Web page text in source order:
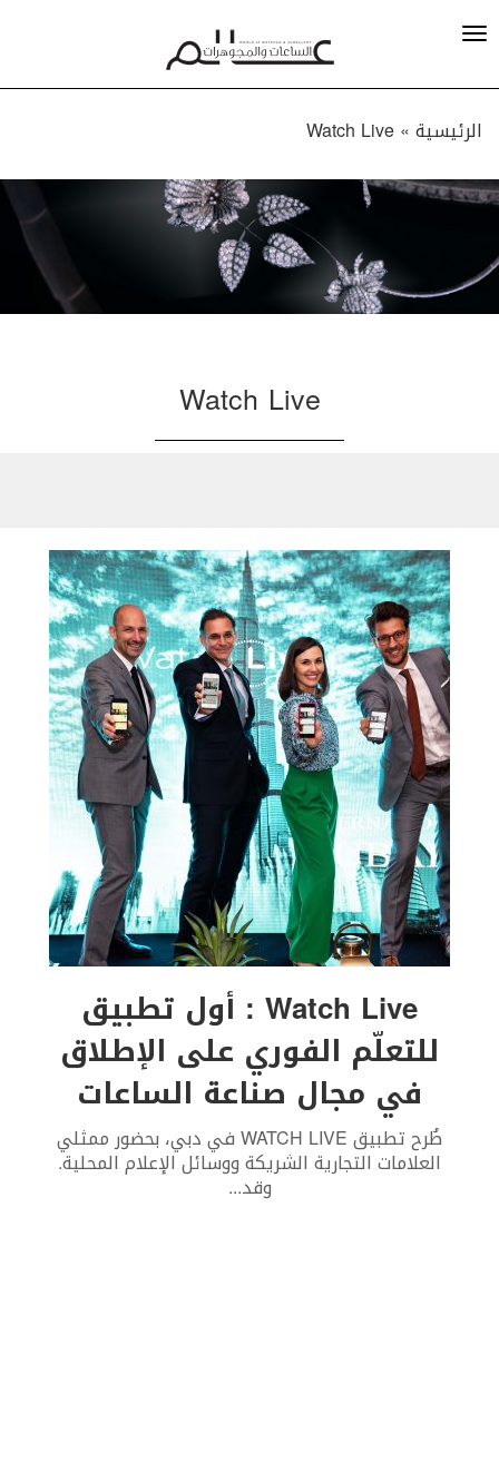
الرئيسية »Watch Live
Watch Live
Watch Live : أول تطبيق
للتعلّم الفوري على الإطلاق
في مجال صناعة الساعات
طُرح تطبيق WATCH LIVE في دبي، بحضور ممثلي
العلامات التجارية الشريكة ووسائل الإعلام المحلية.
وقد...